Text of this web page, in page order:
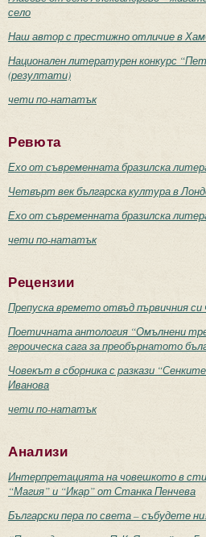
село
Наш автор с престижно отличие в
Национален литературен конкурс
(резултати)
чети по-нататък
Ревюта
Ехо от съвременната бразилска
Четвърт век българска култура в
Ехо от съвременната бразилска
чети по-нататък
Рецензии
Препуска времето отвъд първичния си
Поетичната антология “Омълнени
героическа сага за преобърнатото
Човекът в сборника с разкази
Иванова
чети по-нататък
Анализи
Интерпретацията на човешкото в
“Магия” и “Икар” от Станка Пенчева
Български пера по света – събудете